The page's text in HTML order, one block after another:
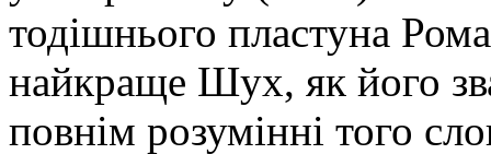
тодішнього пластуна
найкраще Шух, як його
повнім розумінні того